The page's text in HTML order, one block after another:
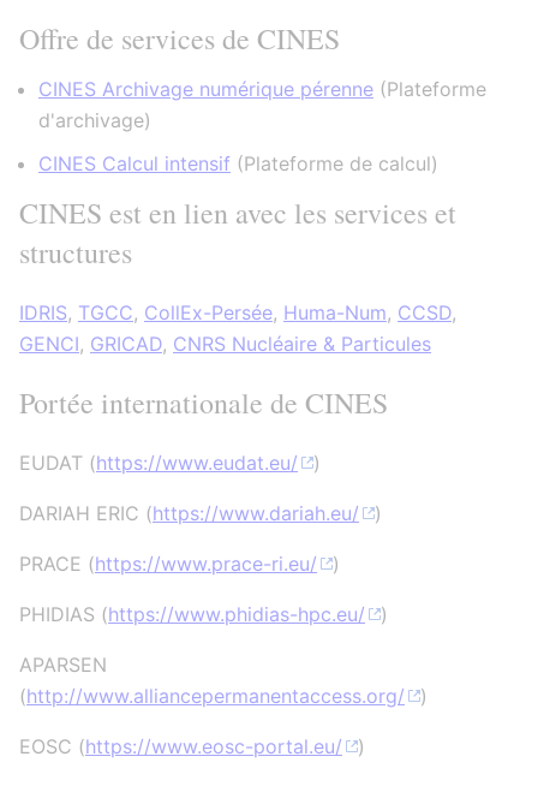
Offre de services de CINES
CINES Archivage numérique pérenne (Plateforme
d'archivage)
CINES Calcul intensif (Plateforme de calcul)
CINES est en lien avec les services et
structures
IDRIS, TGCC, CollEx-Persée, Huma-Num, CCSD,
GENCI, GRICAD, CNRS Nucléaire & Particules
Portée internationale de CINES
EUDAT (https://www.eudat.eu/ )
DARIAH ERIC (https://www.dariah.eu/ )
PRACE (https://www.prace-ri.eu/ )
PHIDIAS (https://www.phidias-hpc.eu/ )
APARSEN
(http://www.alliancepermanentaccess.org/ )
EOSC (https://www.eosc-portal.eu/ )